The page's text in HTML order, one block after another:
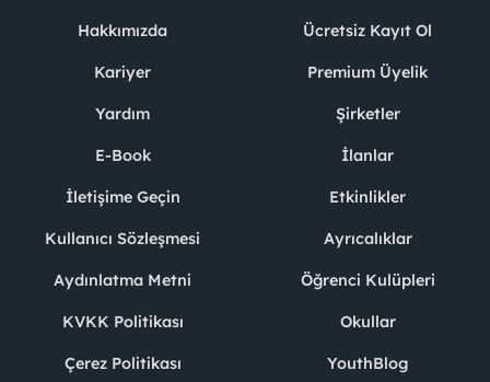
Hakkımızda
Kariyer
Yardım
E-Book
İletişime Geçin
Kullanıcı Sözleşmesi
Aydınlatma Metni
KVKK Politikası
Çerez Politikası
Ücretsiz Kayıt Ol
Premium Üyelik
Şirketler
İlanlar
Etkinlikler
Ayrıcalıklar
Öğrenci Kulüpleri
Okullar
YouthBlog